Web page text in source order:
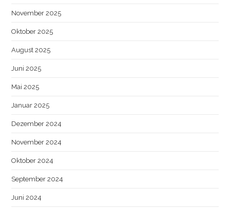
November 2025
Oktober 2025
August 2025
Juni 2025
Mai 2025
Januar 2025
Dezember 2024
November 2024
Oktober 2024
September 2024
Juni 2024